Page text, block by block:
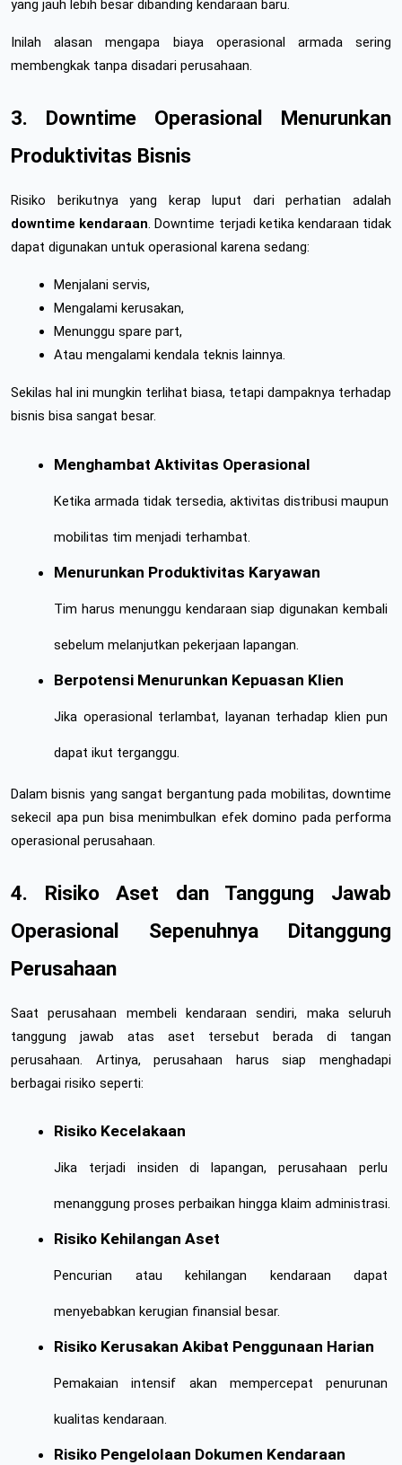
yang jauh lebih besar dibanding kendaraan baru.
Inilah alasan mengapa biaya operasional armada sering
membengkak tanpa disadari perusahaan.
3. Downtime Operasional Menurunkan
Produktivitas Bisnis
downtime kendaraan. Downtime terjadi ketika kendaraan tidak
dapat digunakan untuk operasional karena sedang:
Menjalani servis,
Mengalami kerusakan,
Menunggu spare part,
Atau mengalami kendala teknis lainnya.
Sekilas hal ini mungkin terlihat biasa, tetapi dampaknya terhadap
bisnis bisa sangat besar.
Menghambat Aktivitas Operasional
Ketika armada tidak tersedia, aktivitas distribusi maupun
mobilitas tim menjadi terhambat.
Menurunkan Produktivitas Karyawan
Tim harus menunggu kendaraan siap digunakan kembali
sebelum melanjutkan pekerjaan lapangan.
Berpotensi Menurunkan Kepuasan Klien
Jika operasional terlambat, layanan terhadap klien pun
dapat ikut terganggu.
Dalam bisnis yang sangat bergantung pada mobilitas, downtime
sekecil apa pun bisa menimbulkan efek domino pada performa
operasional perusahaan.
4. Risiko Aset dan Tanggung Jawab
Operasional Sepenuhnya Ditanggung
Perusahaan
Saat perusahaan membeli kendaraan sendiri, maka seluruh
tanggung jawab atas aset tersebut berada di tangan
perusahaan. Artinya, perusahaan harus siap menghadapi
berbagai risiko seperti:
Risiko Kecelakaan
Jika terjadi insiden di lapangan, perusahaan perlu
menanggung proses perbaikan hingga klaim administrasi.
Risiko Kehilangan Aset
Pencurian atau kehilangan kendaraan dapat
menyebabkan kerugian finansial besar.
Risiko Kerusakan Akibat Penggunaan Harian
Pemakaian intensif akan mempercepat penurunan
kualitas kendaraan.
Risiko Pengelolaan Dokumen Kendaraan